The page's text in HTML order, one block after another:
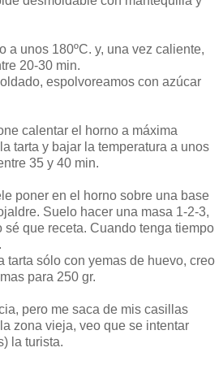
a unos 180ºC. y, una vez caliente,
20-30 min.
espolvoreamos con azúcar
calentar el horno a máxima
tarta y bajar la temperatura a unos
35 y 40 min.
poner en el horno sobre una base
Suelo hacer una masa 1-2-3,
sé que receta. Cuando tenga tiempo
tarta sólo con yemas de huevo, creo
para 250 gr.
pero me saca de mis casillas
zona vieja, veo que se intentar
la turista.